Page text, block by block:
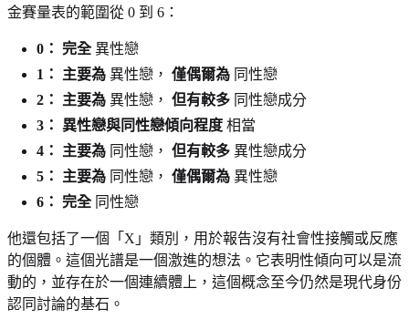
金賽量表的範圍從 0 到 6：
0： 完全異性戀
1：
主要為 異性戀， 僅偶爾為 同性戀
2：
主要為 異性戀， 但有較多 同性戀成分
3： 異性戀與同性戀傾向程度 相當
4：
主要為 同性戀， 但有較多 異性戀成分
5：
主要為 同性戀， 僅偶爾為 異性戀
6： 完全同性戀
他還包括了一個「X」類別，用於報告沒有社會性接觸或反應
的個體。這個光譜是一個激進的想法。它表明性傾向可以是流
動的，並存在於一個連續體上，這個概念至今仍然是現代身份
認同討論的基石。